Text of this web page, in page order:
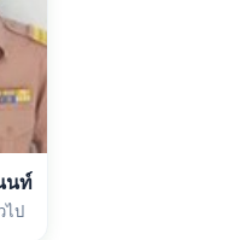
นท์
ไป